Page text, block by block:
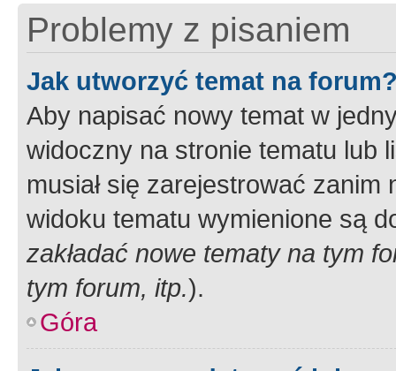
Problemy z pisaniem
Jak utworzyć temat na
Aby napisać nowy temat w
widoczny na stronie tematu lub
musiał się zarejestrować
widoku tematu wymienione są
zakładać nowe tematy na tym
tym forum, itp.).
Góra